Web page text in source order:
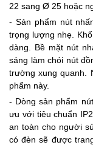
22 sang Ø 25 hoặc
- Sản phẩm nút
trọng lượng nhẹ.
dàng. Bề mặt nút
sáng làm chói nút
trường xung quanh.
phẩm này.
- Dòng sản phẩm
ưu với tiêu chuẩn
an toàn cho người
có đèn sẽ được